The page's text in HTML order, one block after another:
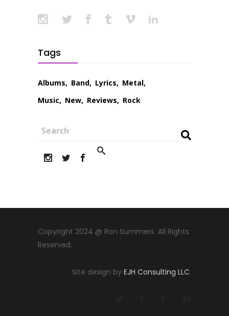
Tags
Albums Band Lyrics
Metal
Music
New Reviews Rock
Copyright 2024 @ Ron Summers. All Rights
Reserved.
Site design by EJH Consulting LLC.